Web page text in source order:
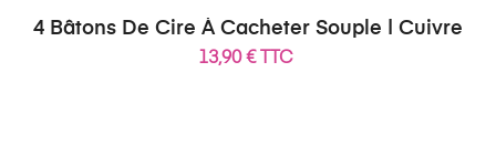
4 Bâtons De Cire À Cacheter Souple | Cuivre
13,90 € TTC